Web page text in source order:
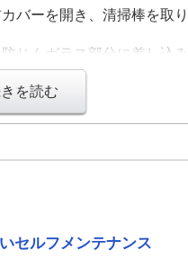
バーを開き、清掃棒を取り
じんガラス部分に差し込み
電源プラグをコンセント
を読む
セルフメンテナンス